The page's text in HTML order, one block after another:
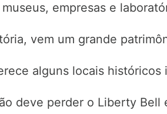
empresas e
vem um grande
alguns locais históricos
deve perder o Liberty Bell